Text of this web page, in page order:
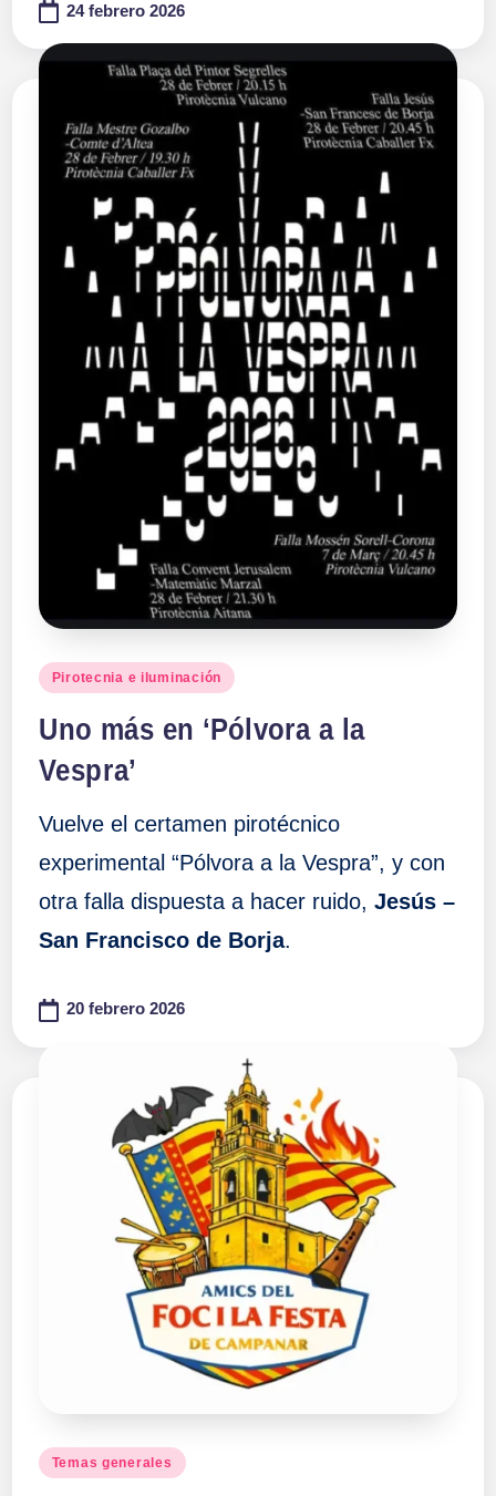
24 febrero 2026
Publicado
Pirotecnia e iluminación
Uno más en ‘Pólvora a la
Vespra’
Vuelve el certamen pirotécnico
experimental “Pólvora a la Vespra”, y con
otra falla dispuesta a hacer ruido, Jesús –
San Francisco de Borja.
20 febrero 2026
Publicado
Temas generales